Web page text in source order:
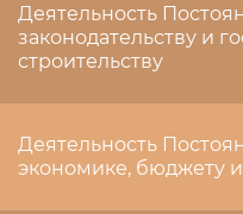
Деятельность
законодательству и
строительству
Деятельность
экономике, бюджету